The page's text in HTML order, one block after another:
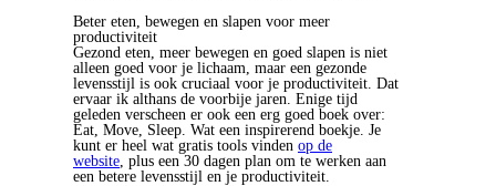
Beter eten, bewegen en slapen voor meer
productiviteit
Gezond eten, meer bewegen en goed slapen is niet
alleen goed voor je lichaam, maar een gezonde
levensstijl is ook cruciaal voor je productiviteit. Dat
ervaar ik althans de voorbije jaren. Enige tijd
geleden verscheen er ook een erg goed boek over:
Eat, Move, Sleep. Wat een inspirerend boekje. Je
kunt er heel wat gratis tools vinden op de
website , plus een 30 dagen plan om te werken aan
een betere levensstijl en je productiviteit.